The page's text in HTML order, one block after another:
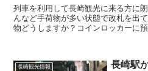
列車を利用して長崎観光に来る方に
んなど手荷物が多い状態で改札を出
物どうしますか？コインロッカーに
観光しますか？それとも一旦宿泊先
長崎観光情報
長崎駅